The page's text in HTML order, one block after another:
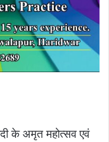
के अमृत महोत्सव एवं